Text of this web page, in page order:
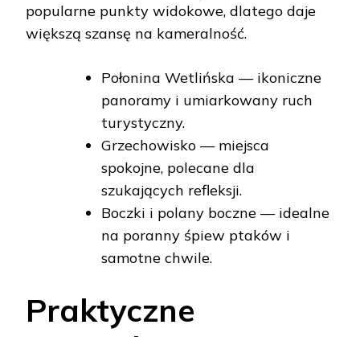
popularne punkty widokowe, dlatego daje
większą szansę na kameralność.
Połonina Wetlińska — ikoniczne
panoramy i umiarkowany ruch
turystyczny.
Grzechowisko — miejsca
spokojne, polecane dla
szukających refleksji.
Boczki i polany boczne — idealne
na poranny śpiew ptaków i
samotne chwile.
Praktyczne